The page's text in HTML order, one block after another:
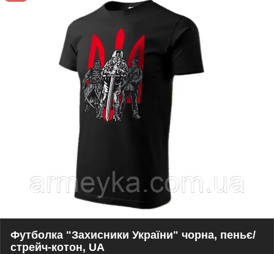
Футболка "Захисники України" чорна, пеньє/
стрейч-котон, UA